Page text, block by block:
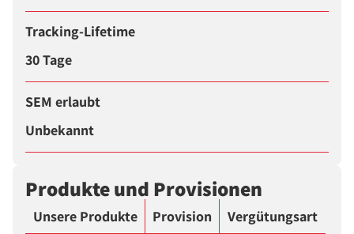
Tracking-Lifetime
30 Tage
SEM erlaubt
Unbekannt
Produkte und Provisionen
Unsere Produkte Provision
Vergütungsart